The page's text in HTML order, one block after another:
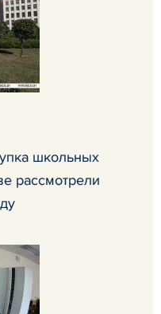
школьных
рассмотрели